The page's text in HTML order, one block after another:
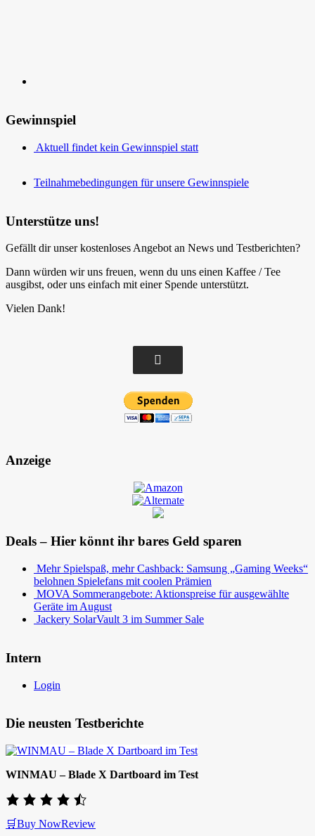
Gewinnspiel
Aktuell findet kein Gewinnspiel statt
Teilnahmebedingungen für unsere Gewinnspiele
Unterstütze uns!
Gefällt dir unser kostenloses Angebot an News und Testberichten?
Dann würden wir uns freuen, wenn du uns einen Kaffee / Tee
ausgibst, oder uns einfach mit einer Spende unterstützt.
Vielen Dank!
Anzeige
Deals – Hier könnt ihr bares Geld sparen
Mehr Spielspaß, mehr Cashback: Samsung „Gaming Weeks“
belohnen Spielefans mit coolen Prämien
MOVA Sommerangebote: Aktionspreise für ausgewählte
Geräte im August
Jackery SolarVault 3 im Summer Sale
Intern
Login
Die neusten Testberichte
WINMAU – Blade X Dartboard im Test
🛒Buy NowReview